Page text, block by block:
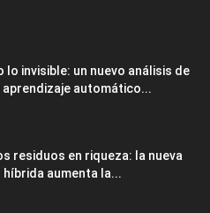
lo invisible: un nuevo análisis de
aprendizaje automático...
residuos en riqueza: la nueva
aumenta la...